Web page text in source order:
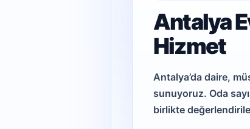
Antalya
Hizmet
Antalya’da daire,
sunuyoruz. Oda
birlikte